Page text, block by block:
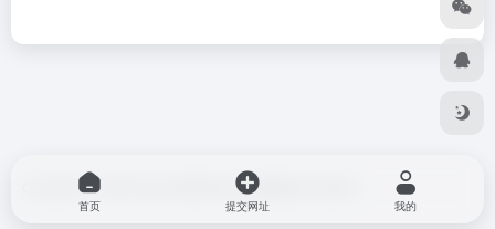
Copyright © 2026 由OneNav
首页 提交网址 我的